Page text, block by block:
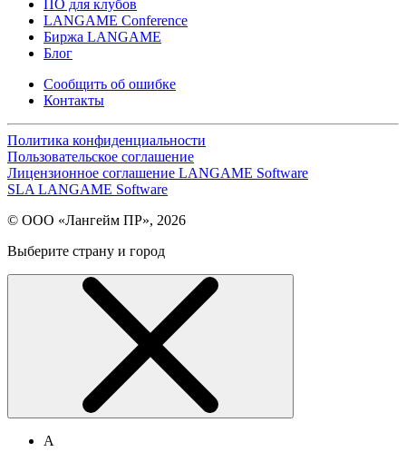
ПО для клубов
LANGAME Conference
Биржа LANGAME
Блог
Сообщить об ошибке
Контакты
Политика конфиденциальности
Пользовательское соглашение
Лицензионное соглашение LANGAME Software
SLA LANGAME Software
© ООО «Лангейм ПР», 2026
Выберите страну и город
А